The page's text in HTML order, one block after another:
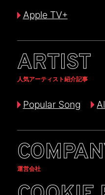
Apple TV+
ARTIST
人気アーティスト紹介記事
Popular Song
運営会社